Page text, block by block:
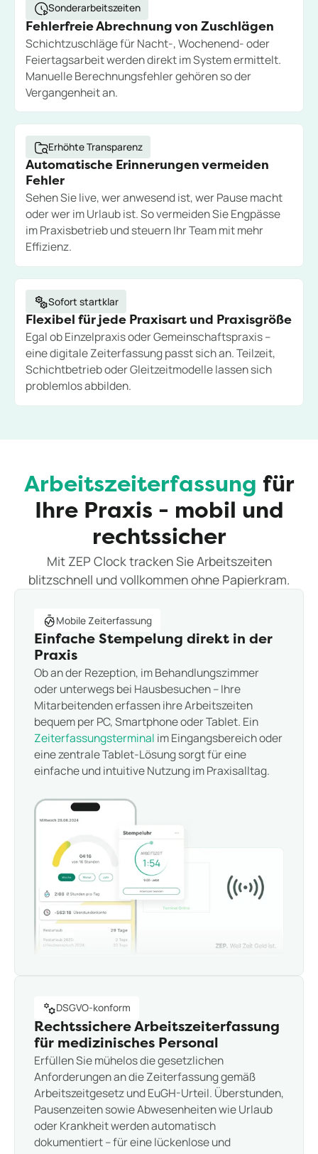
Sonderarbeitszeiten
Fehlerfreie Abrechnung von Zuschlägen
Schichtzuschläge für Nacht-, Wochenend- oder
Feiertagsarbeit werden direkt im System ermittelt.
Manuelle Berechnungsfehler gehören so der
Vergangenheit an.
Erhöhte Transparenz
Automatische Erinnerungen vermeiden
Fehler
Sehen Sie live, wer anwesend ist, wer Pause macht
oder wer im Urlaub ist. So vermeiden Sie Engpässe
im Praxisbetrieb und steuern Ihr Team mit mehr
Effizienz.
Sofort startklar
Flexibel für jede Praxisart und Praxisgröße
Egal ob Einzelpraxis oder Gemeinschaftspraxis –
eine digitale Zeiterfassung passt sich an. Teilzeit,
Schichtbetrieb oder Gleitzeitmodelle lassen sich
problemlos abbilden.
Arbeitszeiterfassung für
Ihre Praxis - mobil und
rechtssicher
Mit ZEP Clock tracken Sie Arbeitszeiten
blitzschnell und vollkommen ohne Papierkram.
Mobile Zeiterfassung
Einfache Stempelung direkt in der
Praxis
Ob an der Rezeption, im Behandlungszimmer
oder unterwegs bei Hausbesuchen – Ihre
Mitarbeitenden erfassen ihre Arbeitszeiten
bequem per PC, Smartphone oder Tablet. Ein
Zeiterfassungsterminal im Eingangsbereich oder
eine zentrale Tablet-Lösung sorgt für eine
einfache und intuitive Nutzung im Praxisalltag.
DSGVO-konform
Rechtssichere Arbeitszeiterfassung
für medizinisches Personal
Erfüllen Sie mühelos die gesetzlichen
Anforderungen an die Zeiterfassung gemäß
Arbeitszeitgesetz und EuGH-Urteil. Überstunden,
Pausenzeiten sowie Abwesenheiten wie Urlaub
oder Krankheit werden automatisch
dokumentiert – für eine lückenlose und